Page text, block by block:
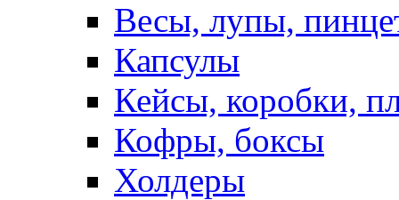
Весы, лупы,
Капсулы
Кейсы, коробки,
Кофры, боксы
Холдеры